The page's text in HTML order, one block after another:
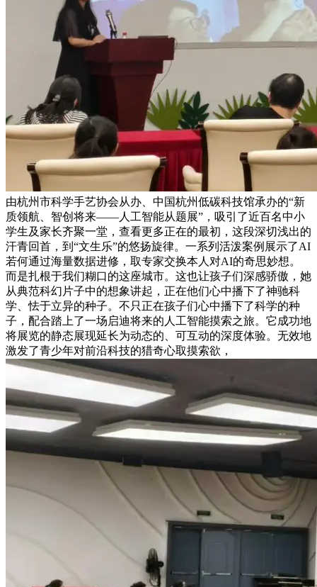
由杭州市科学手艺协会从办、中国杭州低碳科技馆承办的“新
质领航、智创将来——人工智能从题展”，吸引了近百名中小
学生及家长齐聚一堂，查看更多正在的最初，这段深切浅出的
汗青回首，到“文生乐”的悠扬旋律。一系列活泼案例展示了AI
若何通过海量数据进修，取专家交换本人对AI的奇思妙想。
而是扎根于我们糊口的这座城市。这也让孩子们深感骄傲，她
从典范科幻片子中的想象讲起，正在他们心中播下了神驰科
学、怯于立异的种子。不只正在孩子们心中播下了科学的种
子，配合踏上了一场启迪将来的人工智能摸索之旅。它成功地
将展览的静态展现延长为动态的、可互动的深度体验。无效地
激发了青少年对前沿科技的猎奇心取摸索欲，